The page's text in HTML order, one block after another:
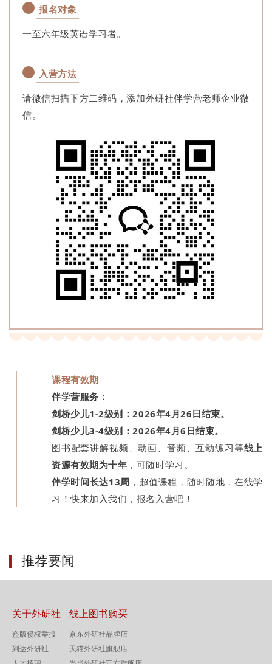
报名对象
一至六年级英语学习者。
入营方法
请微信扫描下方二维码，添加外研社伴学营老师企业微
信。
课程有效期
伴学营服务：
剑桥少儿1-2级别：2026年4月26日结束。
剑桥少儿3-4级别：2026年4月6日结束。
图书配套讲解视频、动画、音频、互动练习等线上
资源有效期为十年 ，可随时学习。
伴学时间长达13周 ，超值课程，随时随地，在线学
习！快来加入我们，报名入营吧！
推荐要闻
关于外研社
盗版侵权举报
到达外研社
线上图书购买
京东外研社品牌店
天猫外研社旗舰店